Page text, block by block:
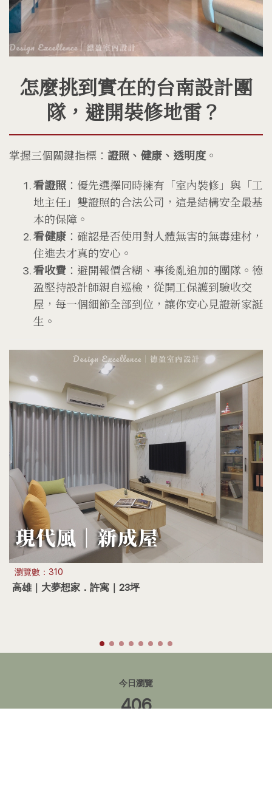
怎麼挑到實在的台南設計團
隊，避開裝修地雷？
掌握三個關鍵指標： 證照、健康、透明度 。
看證照 ：優先選擇同時擁有「室內裝修」與「工
地主任」雙證照的合法公司，這是結構安全最基
本的保障。
看健康 ：確認是否使用對人體無害的無毒建材，
住進去才真的安心。
看收費 ：避開報價含糊、事後亂追加的團隊。德
盈堅持設計師親自巡檢，從開工保護到驗收交
屋，每一個細節全部到位，讓你安心見證新家誕
生。
瀏覽數：310
高雄｜大夢想家．許寓｜23坪
今日瀏覽
406